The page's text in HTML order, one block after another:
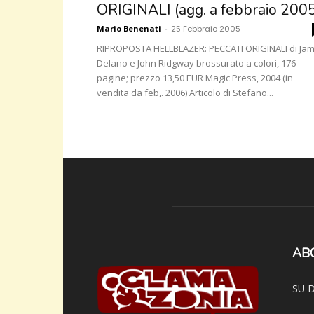
ORIGINALI (agg. a febbraio
Mario Benenati - 25 Febbraio 2005
RIPROPOSTA HELLBLAZER: PECCATI ORIGINALI di
Delano e John Ridgway brossurato a colori, 176
pagine; prezzo 13,50 EUR Magic Press, 2004 (in
vendita da feb,. 2006) Articolo di Stefano...
SU